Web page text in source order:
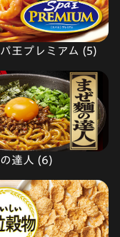
王プレミアム (5)
達人 (6)